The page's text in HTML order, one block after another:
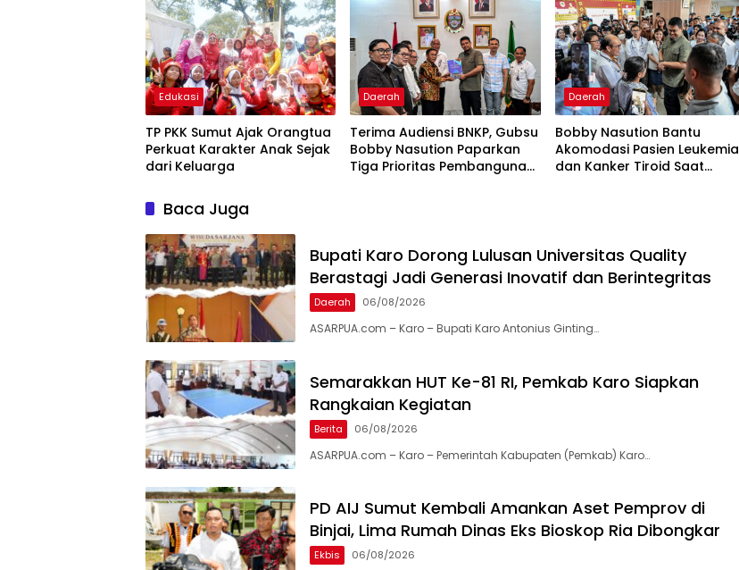
Edukasi
TP PKK Sumut Ajak Orangtua
Perkuat Karakter Anak Sejak
dari Keluarga
Daerah
Terima Audiensi BNKP, Gubsu
Bobby Nasution Paparkan
Tiga Prioritas Pembangunan
Daerah
Bobby Nasution Bantu
Akomodasi Pasien Leukemia
dan Kanker Tiroid Saat
Baca Juga
Bupati Karo Dorong Lulusan Universitas Quality
Berastagi Jadi Generasi Inovatif dan Berintegritas
Daerah 06/08/2026
ASARPUA.com – Karo – Bupati Karo Antonius Ginting…
Semarakkan HUT Ke-81 RI, Pemkab Karo Siapkan
Rangkaian Kegiatan
Berita 06/08/2026
ASARPUA.com – Karo – Pemerintah Kabupaten (Pemkab) Karo…
PD AIJ Sumut Kembali Amankan Aset Pemprov di
Binjai, Lima Rumah Dinas Eks Bioskop Ria Dibongkar
Ekbis 06/08/2026